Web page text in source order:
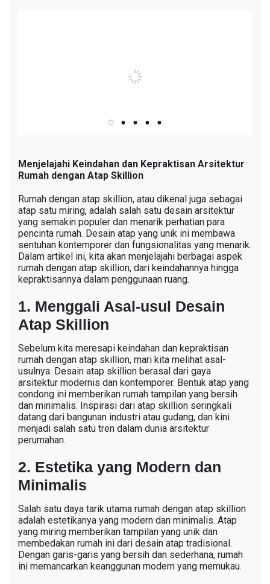
Menjelajahi Keindahan dan Kepraktisan Arsitektur
Rumah dengan Atap Skillion
Rumah dengan atap skillion, atau dikenal juga sebagai
atap satu miring, adalah salah satu desain arsitektur
yang semakin populer dan menarik perhatian para
pencinta rumah. Desain atap yang unik ini membawa
sentuhan kontemporer dan fungsionalitas yang menarik.
Dalam artikel ini, kita akan menjelajahi berbagai aspek
rumah dengan atap skillion, dari keindahannya hingga
kepraktisannya dalam penggunaan ruang.
1. Menggali Asal-usul Desain
Atap Skillion
Sebelum kita meresapi keindahan dan kepraktisan
rumah dengan atap skillion, mari kita melihat asal-
usulnya. Desain atap skillion berasal dari gaya
arsitektur modernis dan kontemporer. Bentuk atap yang
condong ini memberikan rumah tampilan yang bersih
dan minimalis. Inspirasi dari atap skillion seringkali
datang dari bangunan industri atau gudang, dan kini
menjadi salah satu tren dalam dunia arsitektur
perumahan.
2. Estetika yang Modern dan
Minimalis
Salah satu daya tarik utama rumah dengan atap skillion
adalah estetikanya yang modern dan minimalis. Atap
yang miring memberikan tampilan yang unik dan
membedakan rumah ini dari desain atap tradisional.
Dengan garis-garis yang bersih dan sederhana, rumah
ini memancarkan keanggunan modern yang memukau.